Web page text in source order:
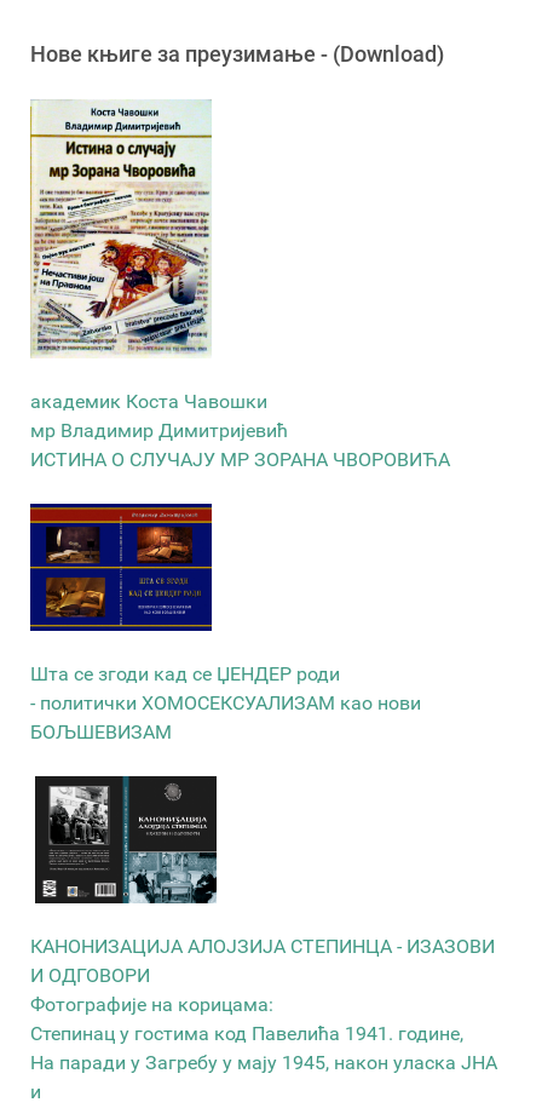
Новe књигe за преузимање - (Download)
академик Коста Чавошки
мр Владимир Димитријевић
ИСТИНА О СЛУЧАЈУ МР ЗОРАНА ЧВОРОВИЋА
Шта се згоди кад се ЏЕНДЕР роди
- политички ХОМОСЕКСУАЛИЗАМ као нови
БОЉШЕВИЗАМ
КАНОНИЗАЦИЈА АЛОЈЗИЈА СТЕПИНЦА - ИЗАЗОВИ
И ОДГОВОРИ
Фотографије на корицама:
Степинац у гостима код Павелића 1941. године,
На паради у Загребу у мају 1945, након уласка ЈНА
и